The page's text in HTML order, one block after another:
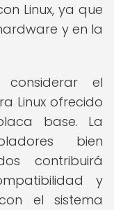
Linux, ya que
y en la
considerar el
Linux ofrecido
base. La
bien
contribuirá
y
el sistema